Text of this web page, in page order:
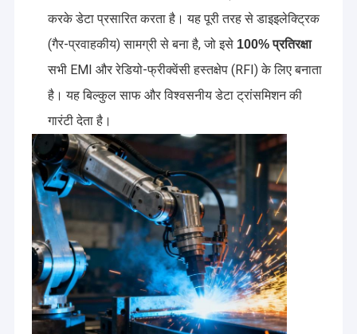
गुणवत्ता नियंत्रण
हमसे संपर्क करें
समाचार
Blog
अभी बातचीत करें
एमटीपी एमपीओ फाइबर पैच केबल
फाइबर ऑप्टिक पैच केबल
करके डेटा प्रसारित करता है। यह पूरी तरह से डाइइलेक्ट्रिक
(गैर-प्रवाहकीय) सामग्री से बना है, जो इसे 100% प्रतिरक्षा
सभी EMI और रेडियो-फ्रीक्वेंसी हस्तक्षेप (RFI) के लिए बनाता
है। यह बिल्कुल साफ और विश्वसनीय डेटा ट्रांसमिशन की
गारंटी देता है।
फाइबर केबल, एमपीओ/एमटीपी ट्रंक और पैच केबल, ऑप्टिकल फाइबर ऑडियो केबल
और फाइबर सेंसर समाधान शामिल हैं। इन उत्पादों का व्यापक रूप से डेटा केंद्रों,
किया जाता है।
तकनीकी नवाचार और सख्त गुणवत्ता नियंत्रण के लिए प्रतिबद्ध, रुइआरा दुनिया भर के
ग्राहकों को विश्वसनीय, अनुकूलन योग्य और उच्च-प्रदर्शन फाइबर इंटरकनेक्शन
समाधान प्रदान करता है।